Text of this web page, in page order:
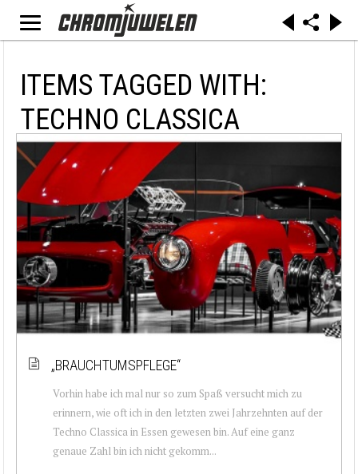
ITEMS TAGGED WITH:
TECHNO CLASSICA
„BRAUCHTUMSPFLEGE“
Vorhin habe ich mal nur so zum Spaß versucht mich zu
erinnern, wie oft ich in den letzten zwei Jahrzehnten auf der
Techno Classica in Essen gewesen bin. Auf eine ganz
genaue Zahl bin ich nicht gekomm...